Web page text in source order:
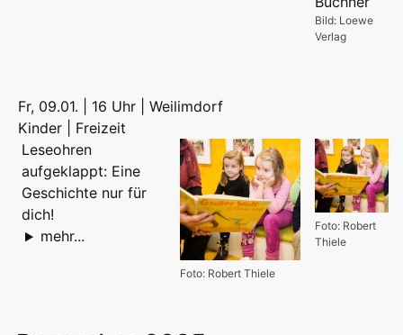
Bild: Loewe
Verlag
Fr, 09.01. | 16 Uhr | Weilimdorf
Kinder | Freizeit
Foto: Robert
Thiele
Foto: Robert Thiele
Leseohren
aufgeklappt: Eine
Geschichte nur für
dich!
mehr...